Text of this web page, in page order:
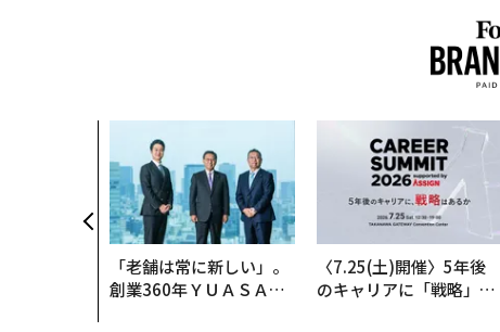
「老舗は常に新しい」。
創業360年ＹＵＡＳＡと
〈7.25(土)開催〉5年後
のキャリアに「戦略」は